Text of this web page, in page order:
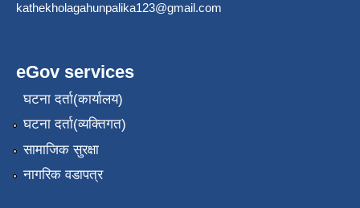
kathekholagahunpalika123@gmail.com
eGov services
घटना दर्ता(कार्यालय)
घटना दर्ता(व्यक्तिगत)
सामाजिक सुरक्षा
नागरिक वडापत्र